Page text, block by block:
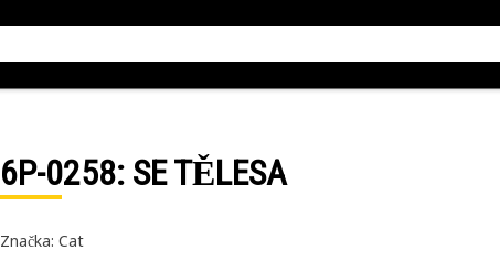
6P-0258: SE TĚLESA
Značka: Cat